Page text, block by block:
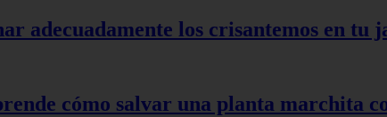
adecuadamente los crisantemos en tu
cómo salvar una planta marchita